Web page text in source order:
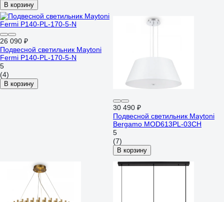
В корзину
26 090 ₽
Подвесной светильник Maytoni
Fermi P140-PL-170-5-N
5
(4)
В корзину
30 490 ₽
Подвесной светильник Maytoni
Bergamo MOD613PL-03CH
5
(7)
В корзину